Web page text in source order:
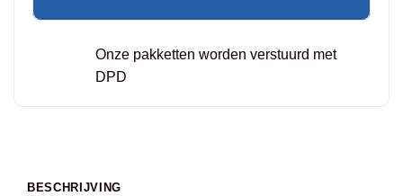
Onze pakketten worden verstuurd met
DPD
BESCHRIJVING